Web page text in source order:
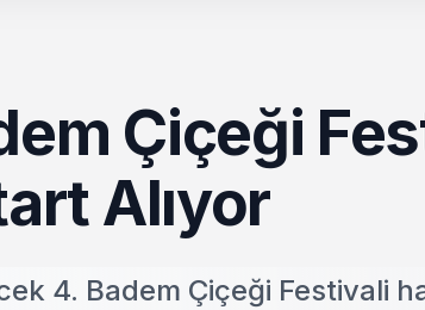
Çiçeği
Alıyor
4. Badem Çiçeği Festivali